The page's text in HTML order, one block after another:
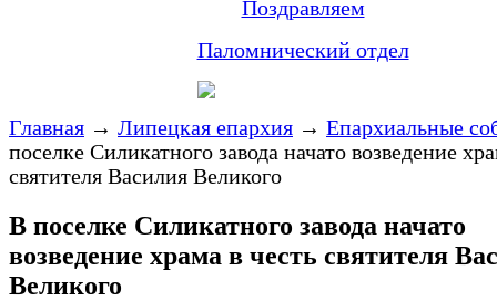
Поздравляем
Паломнический отдел
Главная → Липецкая епархия → Епархиальные
поселке Силикатного завода начато возведение
святителя Василия Великого
В поселке Силикатного завода начато
возведение храма в честь святителя
Великого